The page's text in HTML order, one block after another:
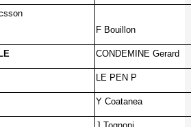
F Bouillon
CONDEMINE Gerard
LE PEN P
Y Coatanea